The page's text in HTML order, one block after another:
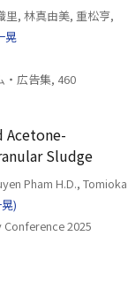
里, 林真由美, 重松亨,
晃
・広告集, 460
Acetone-
Sludge
Pham H.D., Tomioka
)
2025